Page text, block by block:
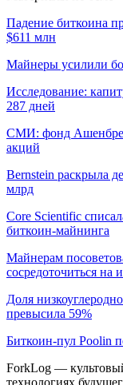
Падение биткоина
$611 млн
Майнеры усилили
Исследование:
287 дней
СМИ: фонд
акций
Bernstein раскрыла
млрд
Core Scientific
биткоин-майнинга
Майнерам
сосредоточиться на
Доля
превысила 59%
Биткоин-пул Poolin
ForkLog —
технологиях